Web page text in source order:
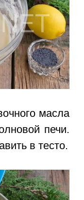
масла
печи.
в тесто.